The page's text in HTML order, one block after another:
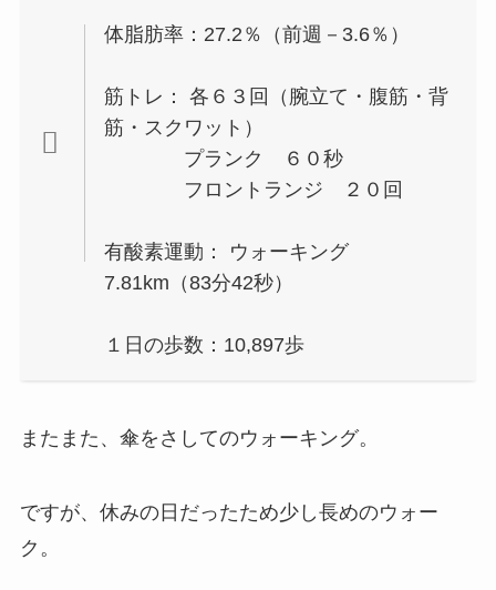
体脂肪率：27.2％（前週－3.6％）
筋トレ： 各６３回（腕立て・腹筋・背
筋・スクワット）
プランク ６０秒
フロントランジ ２０回
有酸素運動： ウォーキング
7.81km（83分42秒）
１日の歩数：10,897歩
またまた、傘をさしてのウォーキング。
ですが、休みの日だったため少し長めのウォー
ク。